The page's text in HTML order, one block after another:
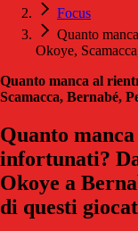
Focus
Quanto
Okoye,
Quanto manca al
Scamacca, Bernabé,
Quanto
infortunati?
Okoye a
di questi